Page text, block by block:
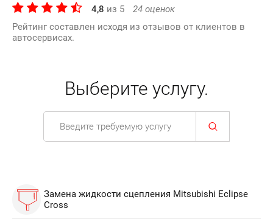
4,8 из 5 24 оценок
Рейтинг составлен исходя из отзывов от клиентов в
автосервисах.
Выберите услугу.
Замена жидкости сцепления Mitsubishi Eclipse
Cross